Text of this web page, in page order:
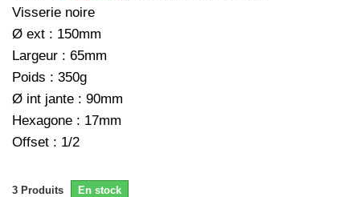
Visserie noire
Ø ext : 150mm
Largeur : 65mm
Poids : 350g
Ø int jante : 90mm
Hexagone : 17mm
Offset : 1/2
3 Produits En stock